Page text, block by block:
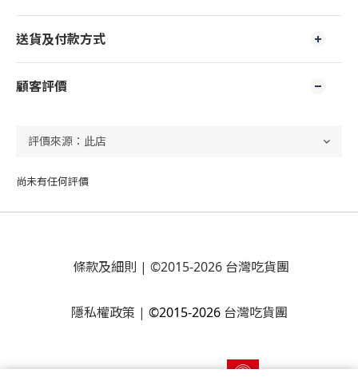
送貨及付款方式
顧客評價
尚未有任何評價
條款及細則 | ©2015-2026 台灣吃貨團
隱私權政策 | ©2015-2026台灣吃貨團